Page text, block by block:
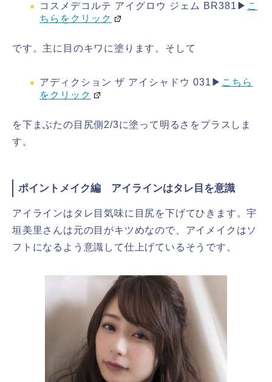
コスメデコルテ アイグロウ ジェム BR381▶ こ
ちらをクリック
です。主に目のキワに塗ります。そして
アディクション ザ アイシャドウ 031▶ こちら
をクリック
を下まぶたの目尻側2/3に塗って明るさをプラスしま
す。
ポイントメイク編 アイラインはタレ目を意識
アイラインはタレ目気味に目尻を下げてひきます。宇
垣美里さんは元の目がキツめなので、アイメイクはソ
フトになるよう意識して仕上げているそうです。